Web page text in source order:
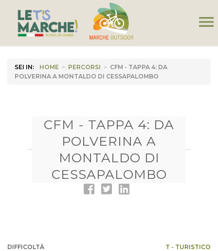
menu
SEI IN: HOME > PERCORSI > CFM - TAPPA 4: DA
POLVERINA A MONTALDO DI CESSAPALOMBO
CFM - TAPPA 4: DA
POLVERINA A
MONTALDO DI
CESSAPALOMBO
DIFFICOLTÀ T - TURISTICO